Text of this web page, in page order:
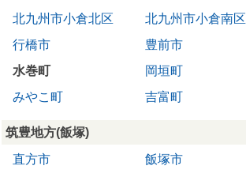
北九州市小倉北区
北九州市小倉南区
行橋市
豊前市
水巻町
岡垣町
みやこ町
吉富町
筑豊地方(飯塚)
直方市
飯塚市